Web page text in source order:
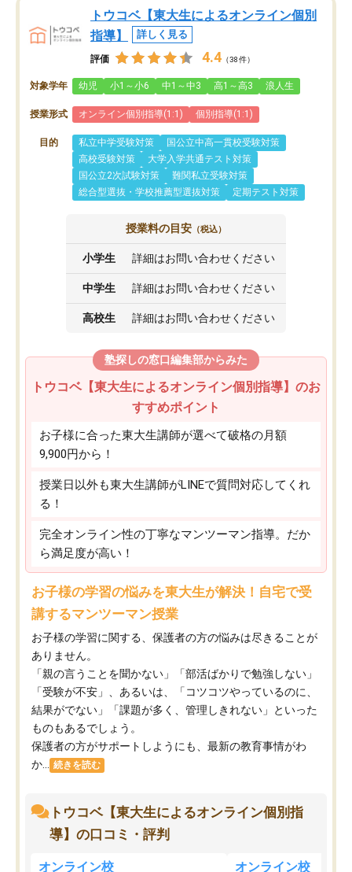
トウコベ【東大生によるオンライン個別
指導】
詳しく見る
評価 4.4 （38件）
対象学年 幼児 小1～小6 中1～中3 高1～高3 浪人生
授業形式 オンライン個別指導(1:1) 個別指導(1:1)
目的 私立中学受験対策
国公立中高一貫校受験対策
高校受験対策
大学入学共通テスト対策
国公立2次試験対策
難関私立受験対策
総合型選抜・学校推薦型選抜対策
定期テスト対策
授業料の目安 （税込）
小学生 詳細はお問い合わせください
中学生 詳細はお問い合わせください
高校生 詳細はお問い合わせください
塾探しの窓口編集部からみた
トウコベ【東大生によるオンライン個別指導】のお
すすめポイント
お子様に合った東大生講師が選べて破格の月額
9,900円から！
授業日以外も東大生講師がLINEで質問対応してくれ
る！
完全オンライン性の丁寧なマンツーマン指導。だか
ら満足度が高い！
お子様の学習の悩みを東大生が解決！自宅で受
講するマンツーマン授業
お子様の学習に関する、保護者の方の悩みは尽きることが
ありません。
「親の言うことを聞かない」「部活ばかりで勉強しない」
「受験が不安」、あるいは、「コツコツやっているのに、
結果がでない」「課題が多く、管理しきれない」といった
ものもあるでしょう。
保護者の方がサポートしようにも、最新の教育事情がわ
か...
続きを読む
トウコベ【東大生によるオンライン個別指
導】の口コミ・評判
オンライン校 オンライン校